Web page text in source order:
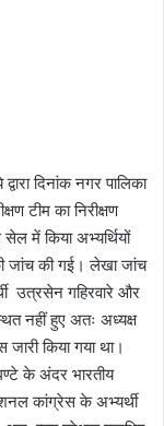
दिनांक नगर पालिका
टीम का निरीक्षण
में किया अभ्यर्थियों
जांच की गई। लेखा जांच
उत्रसेन गहिरवारे और
नहीं हुए अतः अध्यक्ष
जारी किया गया था।
के अंदर भारतीय
कांग्रेस के अभ्यर्थी